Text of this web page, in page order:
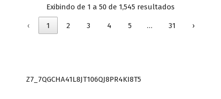
Exibindo de 1 a 50 de 1,545 resultados
‹ 1 2 3 4 5 … 31 ›
Z7_7QGCHA41L8JT106QJ8PR4KI8T5